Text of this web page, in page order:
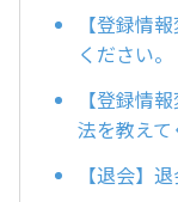
【登録情
ください。
【登録情
法を教えて
【退会】